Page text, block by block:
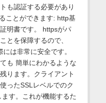
も認証する必要があり
ことができます: http基
明書です。 httpsがパ
とを保障するので、
は非常に安全です。
も 簡単にわかるような
ります。クライアント
ったSSLレベルでのク
す。これが機能するた